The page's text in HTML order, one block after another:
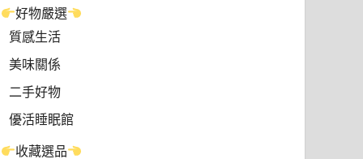
好物嚴選
質感生活
美味關係
二手好物
優活睡眠館
收藏選品